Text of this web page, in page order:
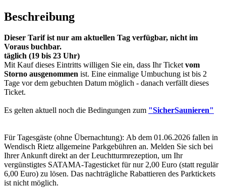
Beschreibung
Dieser Tarif ist nur am aktuellen Tag verfügbar, nicht im
Voraus buchbar.
täglich (19 bis 23 Uhr)
Mit Kauf dieses Eintritts willigen Sie ein, dass Ihr Ticketvom
Storno ausgenommen ist. Eine einmalige Umbuchung ist bis 2
Tage vor dem gebuchten Datum möglich - danach verfällt dieses
Ticket.
Es gelten aktuell noch die Bedingungen zum "SicherSaunieren"
Für Tagesgäste (ohne Übernachtung): Ab dem 01.06.2026 fallen in
Wendisch Rietz allgemeine Parkgebühren an. Melden Sie sich bei
Ihrer Ankunft direkt an der Leuchtturmrezeption, um Ihr
vergünstigtes SATAMA-Tagesticket für nur 2,00 Euro (statt regulär
6,00 Euro) zu lösen. Das nachträgliche Rabattieren des Parktickets
ist nicht möglich.